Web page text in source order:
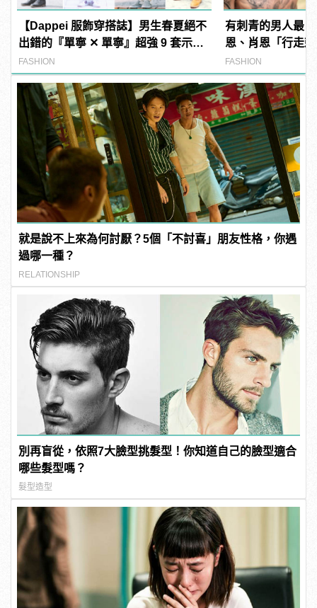
【Dappei 服飾穿搭誌】男生春夏絕不
出錯的『單寧 ✕ 單寧』超強 9 套示
範！
FASHION
有刺青的男人最
恩、肖恩「行走
範！
FASHION
就是說不上來為何討厭？5個「不討喜」朋友性格，你遇
過哪一種？
RELATIONSHIP
別再盲從，依照7大臉型挑髮型！你知道自己的臉型適合
哪些髮型嗎？
髮型造型